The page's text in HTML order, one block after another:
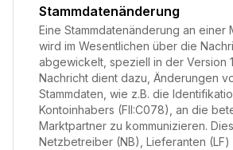
Stammdatenänderung
Eine Stammdatenänderung an einer
wird im Wesentlichen über die
abgewickelt, speziell in der Version
Nachricht dient dazu, Änderungen
Stammdaten, wie z.B. die
Kontoinhabers (FII:C078), an die
Marktpartner zu kommunizieren.
Netzbetreiber (NB), Lieferanten (LF)